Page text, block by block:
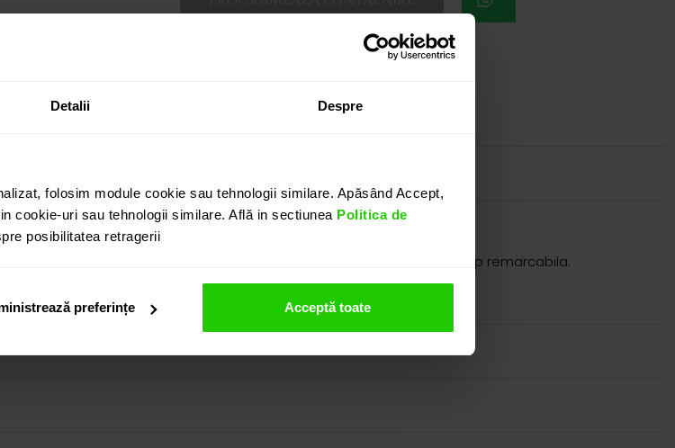
Detalii Despre
folosim module cookie sau tehnologii similare. Apăsând Accept,
cookie-uri sau tehnologii similare. Află in sectiunea Politica de
posibilitatea retragerii
preferințe Acceptă toate
rotunda si diamante este o bijuterie simpla, eleganta si in acelasi timp remarcabila.
colectia prezentata pe site cat si vizitand showroom-ul nostru.